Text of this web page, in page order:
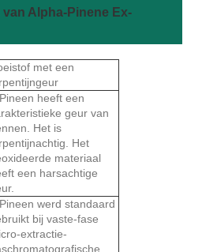
Alpha-Pinene Ex-
met een
heeft een
geur van
Het is
Het
materiaal
een harsachtige
werd standaard
bij vaste-fase
extractie-